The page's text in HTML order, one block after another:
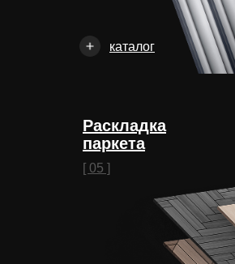
[ 05 ]
Раскладка
паркета
каталог